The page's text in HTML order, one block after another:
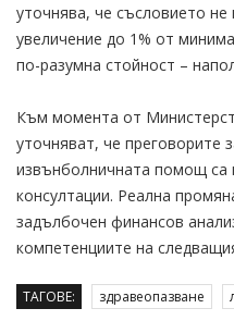
уточнява, че съсловието
увеличение до 1% от
по-разумна стойност –
Към момента от
уточняват, че преговорите
извънболничната помощ са
консултации. Реална
задълбочен финансов
компетенциите на
ТАГОВЕ: здравеопазване